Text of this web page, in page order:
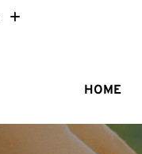
Tekst
HOME